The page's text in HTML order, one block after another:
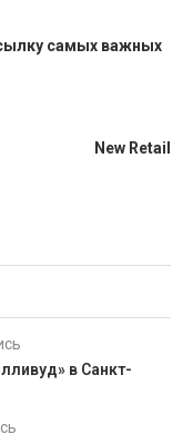
самых важных
New Retail
в Санкт-